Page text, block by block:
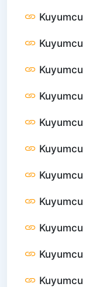
Kuyumcu
Kuyumcu
Kuyumcu
Kuyumcu
Kuyumcu
Kuyumcu
Kuyumcu
Kuyumcu